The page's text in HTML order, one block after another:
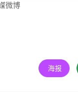
微博
海报